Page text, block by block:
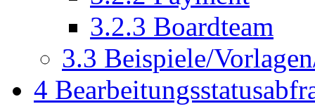
3.2.3 Boardteam
3.3 Beispiele/
4